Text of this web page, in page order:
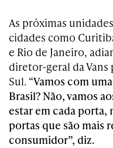
As próximas
cidades como
e Rio de Janeiro,
diretor-geral da Vans
Sul. “Vamos com
Brasil? Não, vamos
estar em cada porta,
portas que são mais
consumidor”, diz.